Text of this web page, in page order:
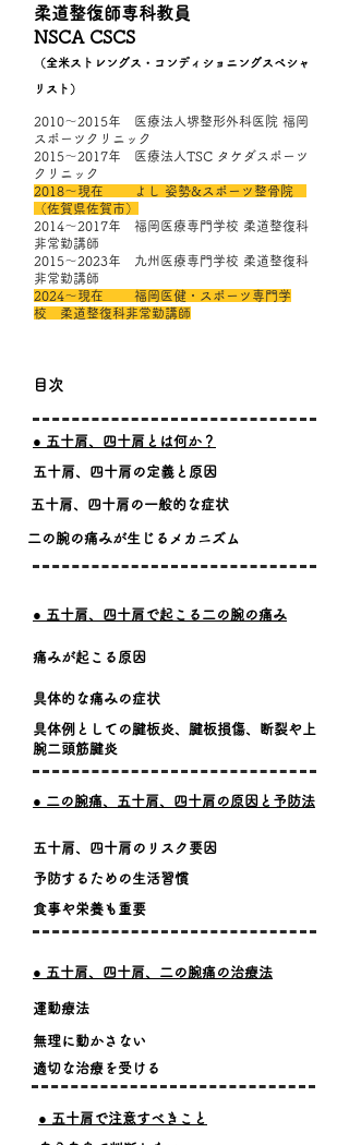
​柔道整復師専科教員
​NSCA CSCS
（全米ストレングス・コンディショニングスペシャ
リスト）
​2010～2015年 医療法人堺整形外科医院 福岡
スポーツクリニック
2015～2017年 医療法人TSC タケダスポーツ
クリニック
2018～現在 よし 姿勢&スポーツ整骨院
（佐賀県佐賀市）
2014～2017年 福岡医療専門学校 柔道整復科
非常勤講師
2015～2023年 九州医療専門学校 柔道整復科
非常勤講師
2024～現在 福岡医健・スポーツ専門学
校 柔道整復科非常勤講師
​目次
​● 五十肩、四十肩とは何か？
​五十肩、四十肩の定義と原因
​五十肩、四十肩の一般的な症状
​二の腕の痛みが生じるメカニズム
​● 五十肩、四十肩で起こる二の腕の痛み
​痛みが起こる原因
​具体的な痛みの症状
​具体例としての腱板炎、腱板損傷、断裂や上
腕二頭筋腱炎
​● 二の腕痛、五十肩、四十肩の原因と予防法
​五十肩、四十肩のリスク要因
​予防するための生活習慣
​食事や栄養も重要
​● 五十肩、四十肩、二の腕痛の治療法
​運動療法
​無理に動かさない
​適切な治療を受ける
​● 五十肩で注意すべきこと